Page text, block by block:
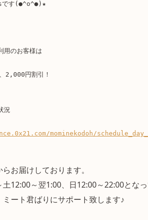
です(●^o^●)★
用のお客様は
2,000円割引！
況
mominekodoh/
お届けしております。
12:00～翌1:00、日12:00～22:00となっ
ート君ばりにサポート致します♪